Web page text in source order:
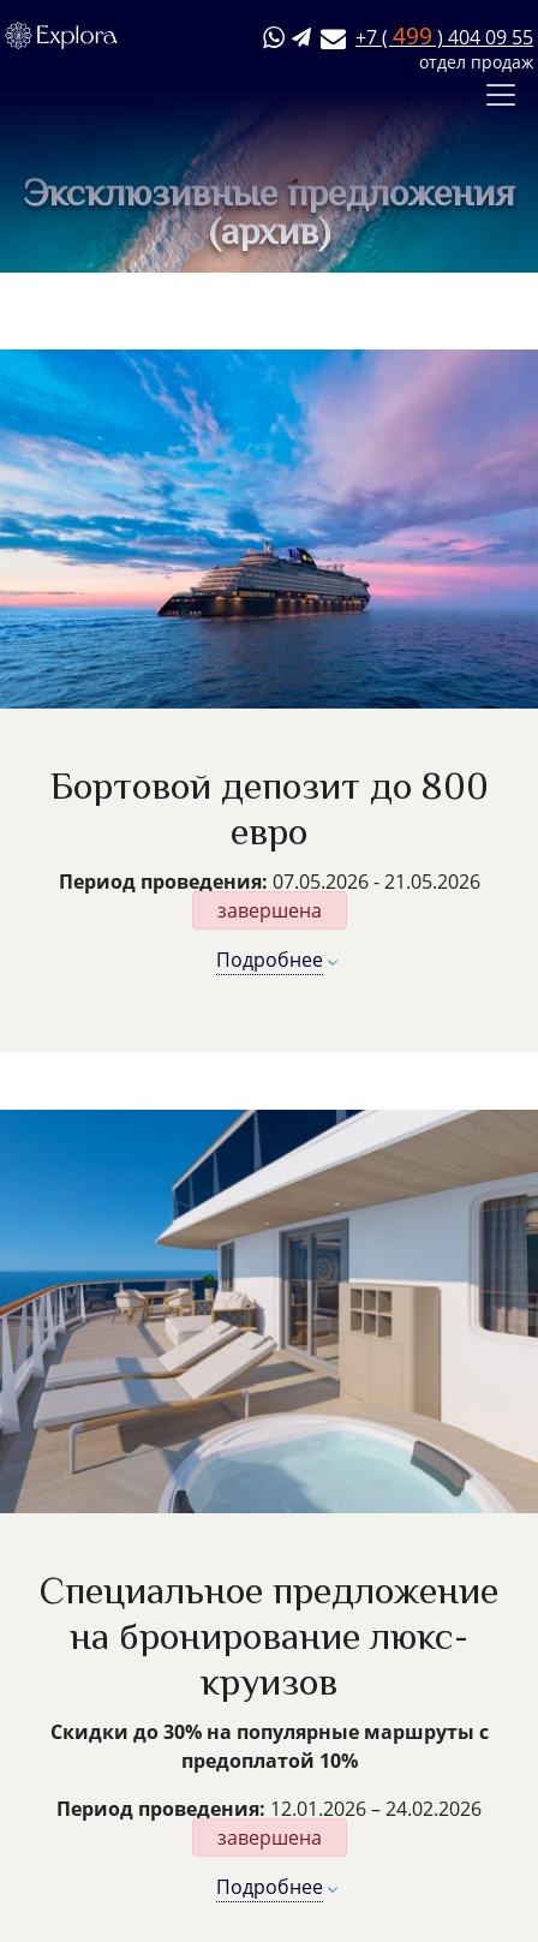
+7 ( 499 ) 404 09 55
отдел продаж
Эксклюзивные предложения
(архив)
Бортовой депозит до 800
евро
Период проведения: 07.05.2026 - 21.05.2026
завершена
Подробнее
Специальное предложение
на бронирование люкс-
круизов
Скидки до 30% на популярные маршруты с
предоплатой 10%
Период проведения: 12.01.2026 – 24.02.2026
завершена
Подробнее